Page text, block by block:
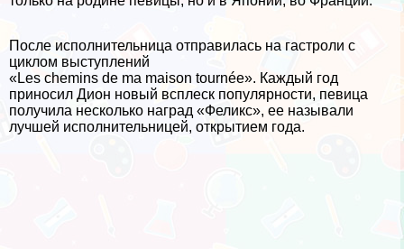
После исполнительница отправилась на гастроли с
циклом выступлений
«Les chemins de ma maison tournée». Каждый год
приносил Дион новый всплеск популярности, певица
получила несколько наград «Феликс», ее называли
лучшей исполнительницей, открытием года.